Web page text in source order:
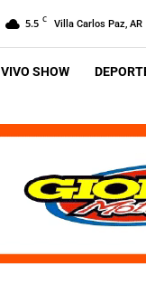
5.5 C Villa Carlos Paz, AR
VIVO SHOW